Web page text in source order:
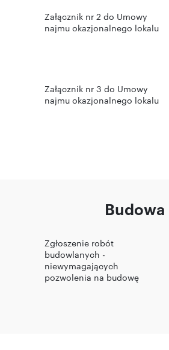
Załącznik nr 2 do Umowy
najmu okazjonalnego lokalu
Załącznik nr 3 do Umowy
najmu okazjonalnego lokalu
Budowa
Zgłoszenie robót
budowlanych -
niewymagających
pozwolenia na budowę